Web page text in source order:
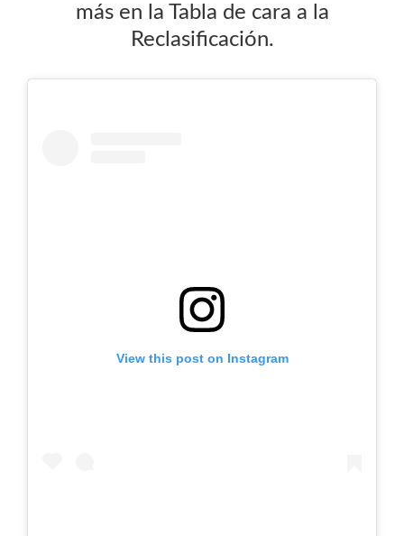
más en la Tabla de cara a la
Reclasificación.
View this post on Instagram